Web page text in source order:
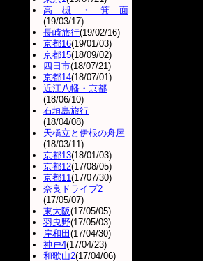
高槻・箕面
(19/03/17)
長崎旅行(19/02/16)
京都16(19/01/03)
京都15(18/09/02)
四日市(18/07/21)
京都14(18/07/01)
近江八幡・京都
(18/06/10)
石垣島旅行
(18/04/08)
天橋立と伊根の舟屋
(18/03/11)
京都13(18/01/03)
京都12(17/08/05)
京都11(17/07/30)
奈良ドライブ2
(17/05/07)
東大阪(17/05/05)
羽曳野(17/05/03)
岸和田 (17/04/30)
神戸4(17/04/23)
和歌山2(17/04/06)